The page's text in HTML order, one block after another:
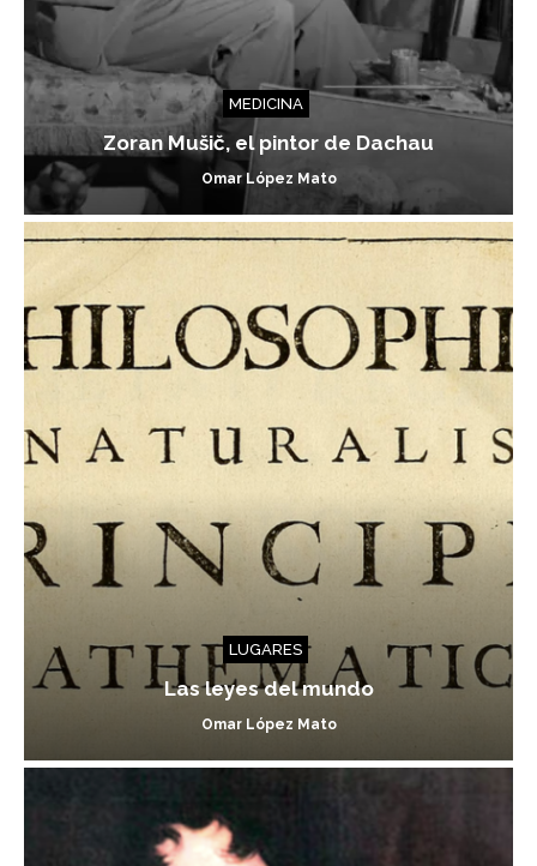
MEDICINA
Zoran Mušič, el pintor de Dachau
Omar López Mato
LUGARES
Las leyes del mundo
Omar López Mato